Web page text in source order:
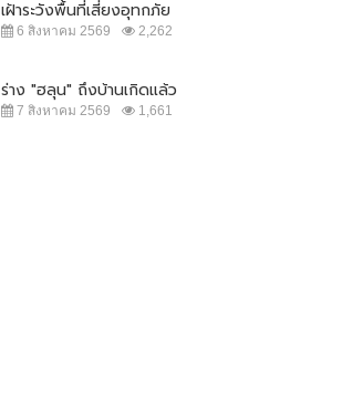
เฝ้าระวังพื้นที่เสี่ยงอุทกภัย
6 สิงหาคม 2569 2,262
ร่าง "ฮลุน" ถึงบ้านเกิดแล้ว
7 สิงหาคม 2569 1,661